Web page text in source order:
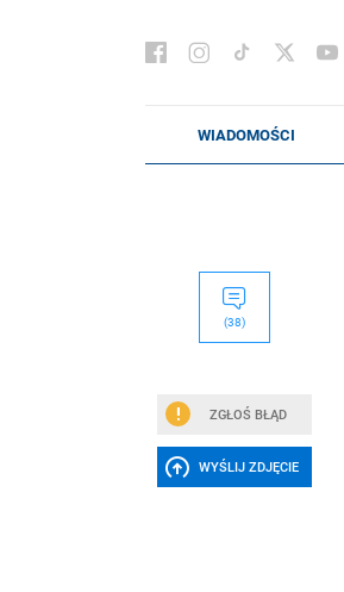
(38)
ZGŁOŚ BŁĄD
WYŚLIJ ZDJĘCIE